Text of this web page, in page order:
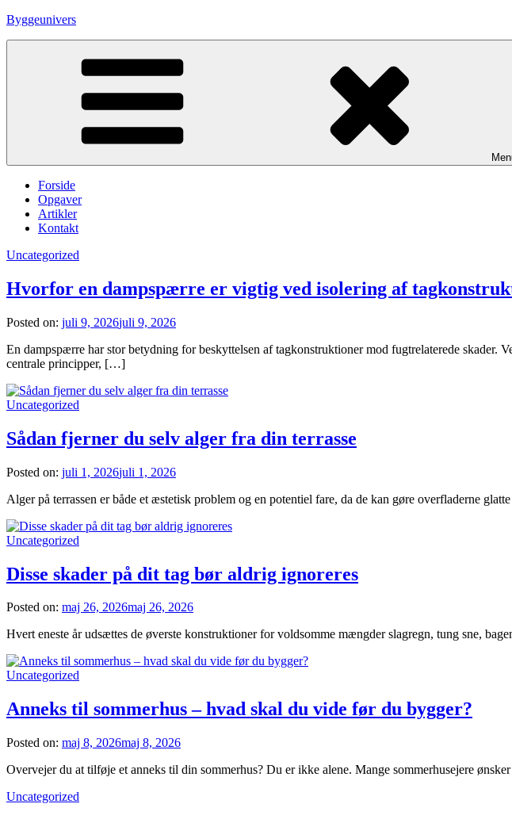
Skip
Byggeunivers
Forside
Opgaver
Artikler
Kontakt
Uncategorized
Hvorfor en dampspærre er vigtig ved isolering af
Posted on: juli 9, 2026juli 9, 2026
En dampspærre har stor betydning for beskyttelsen af tagkonstruktioner mod fugtrelaterede
centrale principper, […]
Uncategorized
Sådan fjerner du selv alger fra din terrasse
Posted on: juli 1, 2026juli 1, 2026
Alger på terrassen er både et æstetisk problem og en potentiel fare, da de kan gøre overfladerne
Uncategorized
Disse skader på dit tag bør aldrig ignoreres
Posted on: maj 26, 2026maj 26, 2026
Hvert eneste år udsættes de øverste konstruktioner for voldsomme mængder slagregn, tung sne,
Uncategorized
Anneks til sommerhus – hvad skal du vide før du bygger?
Posted on: maj 8, 2026maj 8, 2026
Overvejer du at tilføje et anneks til din sommerhus? Du er ikke alene. Mange sommerhusejere
Uncategorized